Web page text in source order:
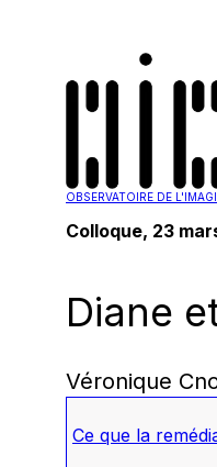
OBSERVATOIRE DE
Colloque, 23
Diane
Véronique
Ce que la